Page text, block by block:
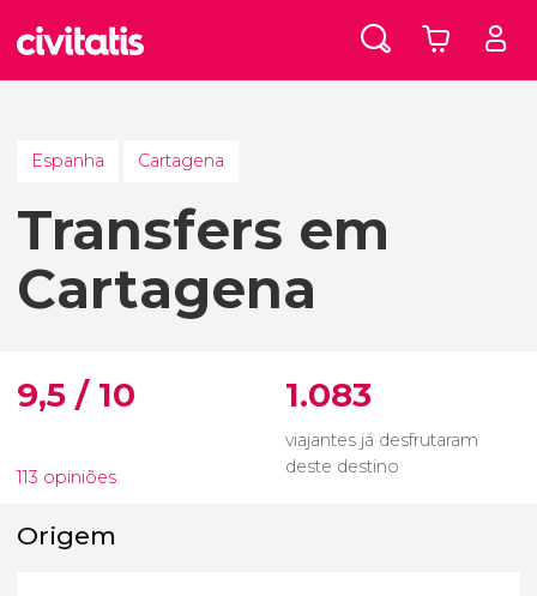
Espanha Cartagena
Transfers em
Cartagena
9,5 / 10
113 opiniões
1.083
viajantes já desfrutaram
deste destino
Origem